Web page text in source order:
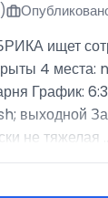
ищет
4 места:
График:
выходной
не тяжелая ...